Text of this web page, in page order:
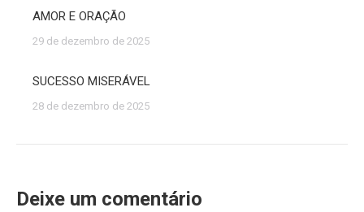
AMOR E ORAÇÃO
29 de dezembro de 2025
SUCESSO MISERÁVEL
28 de dezembro de 2025
Deixe um comentário